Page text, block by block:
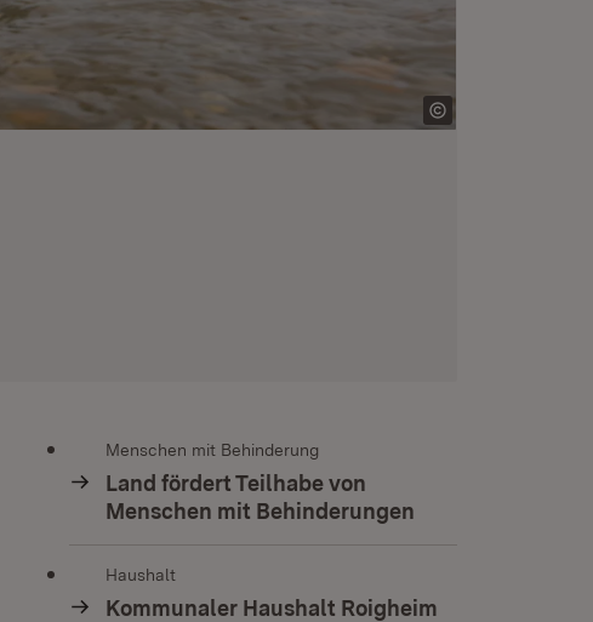
Menschen mit Behinderung
Land fördert Teilhabe von
Menschen mit Behinderungen
Haushalt
Kommunaler Haushalt Roigheim